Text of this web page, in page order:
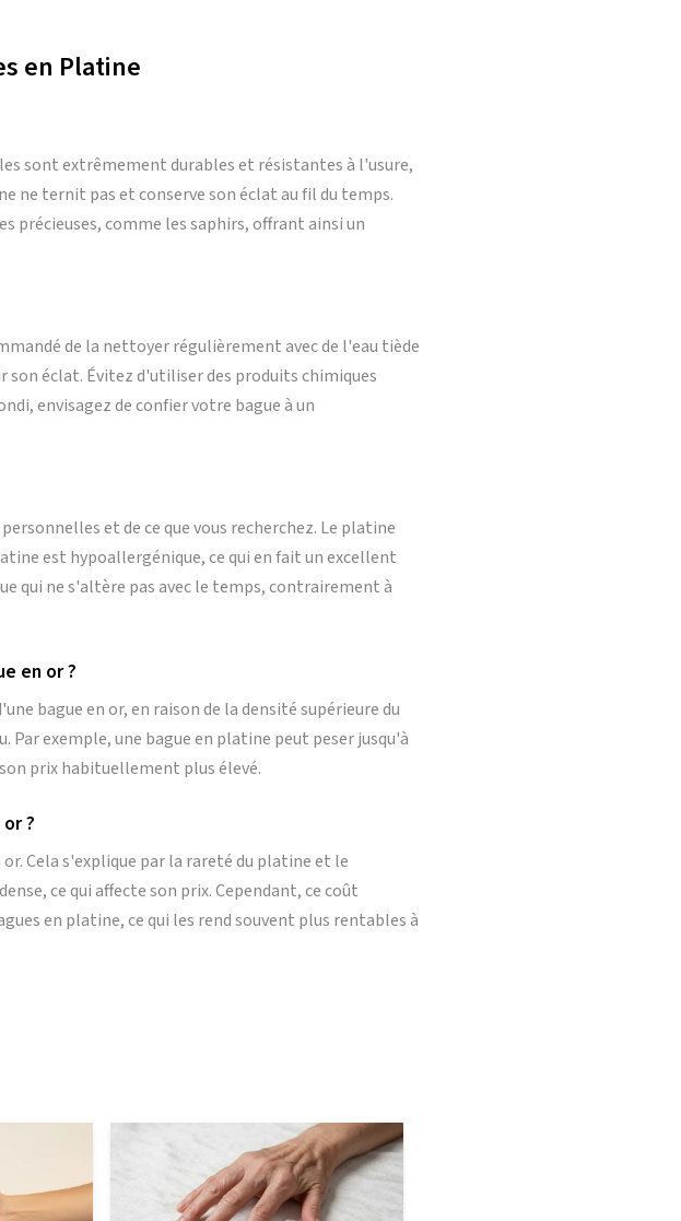
en Platine
sont extrêmement durables et résistantes à l'usure,
ne ternit pas et conserve son éclat au fil du temps.
précieuses, comme les saphirs, offrant ainsi un
de la nettoyer régulièrement avec de l'eau tiède
son éclat. Évitez d'utiliser des produits chimiques
envisagez de confier votre bague à un
et de ce que vous recherchez. Le platine
est hypoallergénique, ce qui en fait un excellent
qui ne s'altère pas avec le temps, contrairement à
en or ?
bague en or, en raison de la densité supérieure du
exemple, une bague en platine peut peser jusqu'à
prix habituellement plus élevé.
?
Cela s'explique par la rareté du platine et le
ce qui affecte son prix. Cependant, ce coût
en platine, ce qui les rend souvent plus rentables à